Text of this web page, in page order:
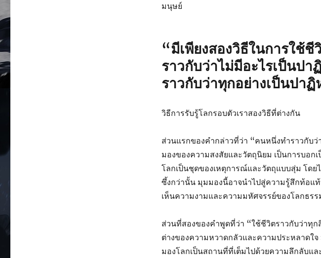
มนุษย์
“มีเพียงสองวิธีในการใช้
ราวกับว่าไม่มีอะไรเป็นป
ราวกับว่าทุกอย่างเป็นปาฏิ
วิธีการรับรู้โลกรอบตัวเราสองวิธีที่ต่างกัน
ส่วนแรกของคำกล่าวที่ว่า “คนหนึ่งทำราวกับว่
มองของความสงสัยและวัตถุนิยม เป็นการบอก
โลกเป็นชุดของเหตุการณ์และวัตถุแบบสุ่ม โด
ซึ้งกว่านั้น มุมมองนี้อาจนำไปสู่ความรู้สึกท้อแท้
เห็นความงามและความมหัศจรรย์ของโลกธร
ส่วนที่สองของคำพูดที่ว่า “ใช้ชีวิตราวกับว่าทุ
ต่างของความหวาดกลัวและความประหลาดใจ
มองโลกเป็นสถานที่ที่เต็มไปด้วยความลึกลับแ